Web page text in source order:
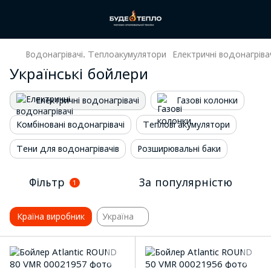
Водонагрівачі. Теплоакумулятори Електричні
Українські бойлери
Електричні водонагрівачі Газові колонки
Комбіновані водонагрівачі Теплові акумулятори
Тени для водонагрівачів Розширювальні баки
Фільтр 1 За популярністю
Країна виробник Україна